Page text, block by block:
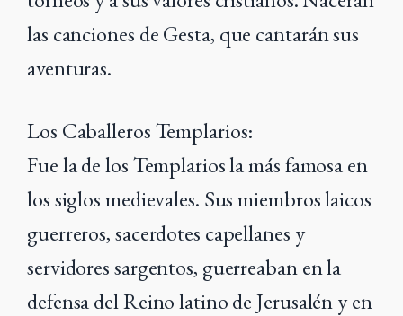
las canciones de Gesta, que cantarán sus
aventuras.
Los Caballeros Templarios:
Fue la de los Templarios la más famosa en
los siglos medievales. Sus miembros laicos
guerreros, sacerdotes capellanes y
servidores sargentos, guerreaban en la
defensa del Reino latino de Jerusalén y en